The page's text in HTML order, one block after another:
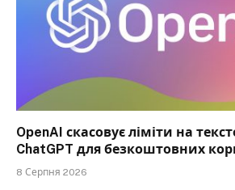
OpenAI скасовує ліміти на
ChatGPT для безкоштовних
8 Серпня 2026